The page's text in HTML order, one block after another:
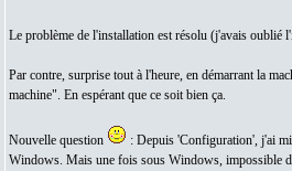
Le problème de l'installation est résolu (j'avais oublié
Par contre, surprise tout à l'heure, en démarrant la
machine". En espérant que ce soit bien ça.
Nouvelle question
: Depuis 'Configuration', j'ai
Windows. Mais une fois sous Windows, impossible